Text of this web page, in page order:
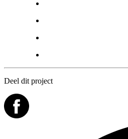
Deel dit project